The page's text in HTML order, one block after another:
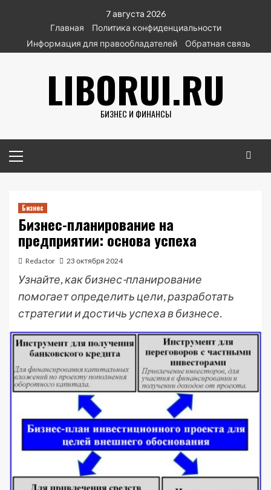
содержимому
7 августа 2026
Главная
Политика конфиденциальности
Информация для правообладателей
Обратная связь
LIBORUI.RU
БИЗНЕС И ФИНАНСЫ
меню
Бизнес
Бизнес-планирование на
предприятии: основа успеха
Redactor 23 октября 2024
Узнайте, как бизнес-планирование
помогает определить цели, разработать
стратегии и достичь успеха в бизнесе.